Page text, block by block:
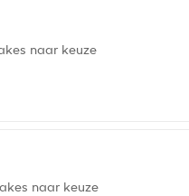
naar keuze
naar keuze